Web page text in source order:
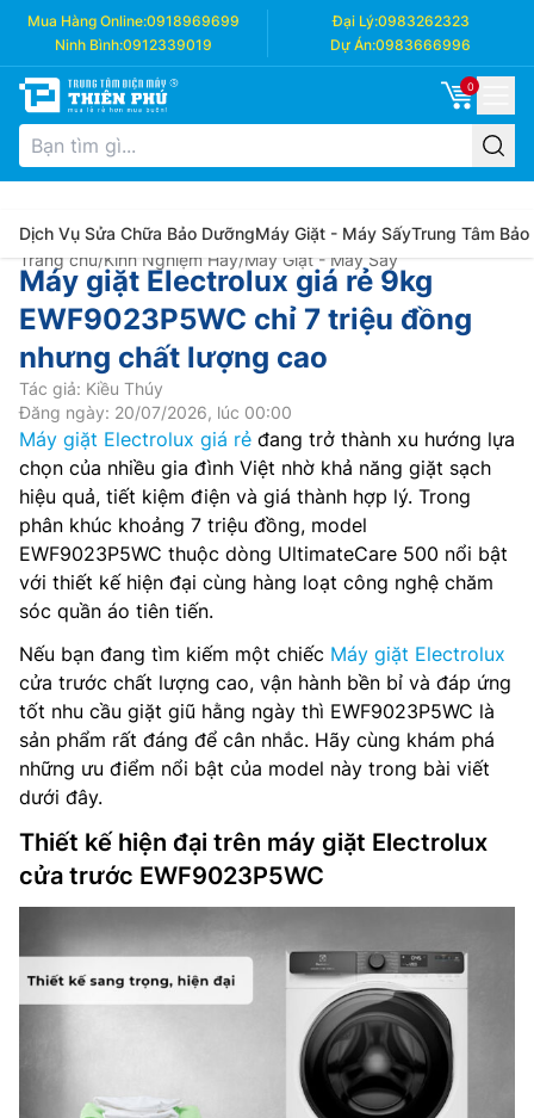
Mua Hàng Online:0918969699 Đại Lý:0983262323
Ninh Bình:0912339019 Dự Án:0983666996
0
Dịch Vụ Sửa Chữa Bảo DưỡngMáy Giặt - Máy SấyTrung Tâm Bảo
Trang chủ/Kinh Nghiệm Hay/Máy Giặt - Máy Sấy
Máy giặt Electrolux giá rẻ 9kg
EWF9023P5WC chỉ 7 triệu đồng
nhưng chất lượng cao
Tác giả: Kiều Thúy
Đăng ngày: 20/07/2026, lúc 00:00
Máy giặt Electrolux giá rẻ đang trở thành xu hướng lựa
chọn của nhiều gia đình Việt nhờ khả năng giặt sạch
hiệu quả, tiết kiệm điện và giá thành hợp lý. Trong
phân khúc khoảng 7 triệu đồng, model
EWF9023P5WC thuộc dòng UltimateCare 500 nổi bật
với thiết kế hiện đại cùng hàng loạt công nghệ chăm
sóc quần áo tiên tiến.
Nếu bạn đang tìm kiếm một chiếc Máy giặt Electrolux
cửa trước chất lượng cao, vận hành bền bỉ và đáp ứng
tốt nhu cầu giặt giũ hằng ngày thì EWF9023P5WC là
sản phẩm rất đáng để cân nhắc. Hãy cùng khám phá
những ưu điểm nổi bật của model này trong bài viết
dưới đây.
Thiết kế hiện đại trên máy giặt Electrolux
cửa trước EWF9023P5WC